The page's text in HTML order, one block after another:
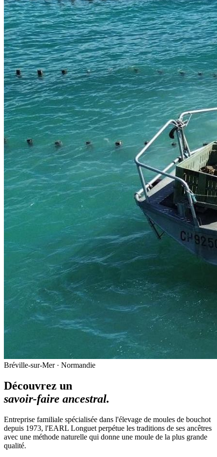
Bréville-sur-Mer · Normandie
Découvrez un
savoir-faire ancestral.
Entreprise familiale spécialisée dans l'élevage de moules de bouchot
depuis 1973, l'EARL Longuet perpétue les traditions de ses ancêtres
avec une méthode naturelle qui donne une moule de la plus grande
qualité.